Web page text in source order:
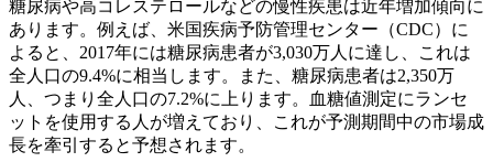
糖尿病や高コレステロールなどの慢性疾患は近年増加傾向に
あります。例えば、米国疾病予防管理センター（CDC）に
よると、2017年には糖尿病患者が3,030万人に達し、これは
全人口の9.4%に相当します。また、糖尿病患者は2,350万
人、つまり全人口の7.2%に上ります。血糖値測定にランセ
ットを使用する人が増えており、これが予測期間中の市場成
長を牽引すると予想されます。